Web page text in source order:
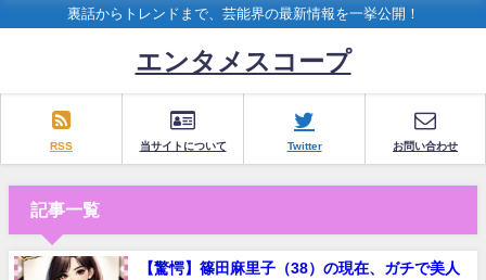
裏話からトレンドまで、芸能界の最新情報を一挙公開！
エンタメスコープ
RSS 当サイトについて Twitter お問い合わせ
記事一覧
【驚愕】篠田麻里子（38）の現在、ガチで美人